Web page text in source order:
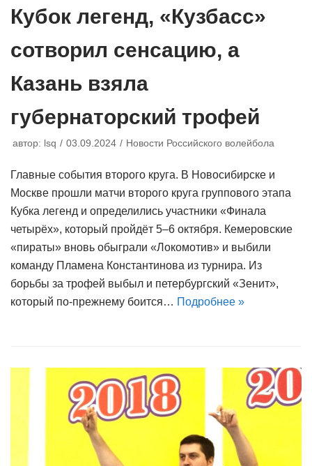
Кубок легенд, «Кузбасс»
сотворил сенсацию, а
Казань взяла
губернаторский трофей
автор: lsq 03.09.2024 Новости Российского волейбола
Главные события второго круга. В Новосибирске и
Москве прошли матчи второго круга группового этапа
Кубка легенд и определились участники «Финала
четырёх», который пройдёт 5–6 октября. Кемеровские
«пираты» вновь обыграли «Локомотив» и выбили
команду Пламена Константинова из турнира. Из
борьбы за трофей выбыл и петербургский «Зенит»,
который по-прежнему боится… Подробнее »